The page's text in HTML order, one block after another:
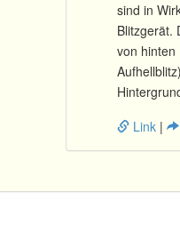
sind in
Blitzgerät.
von hinten
Link |